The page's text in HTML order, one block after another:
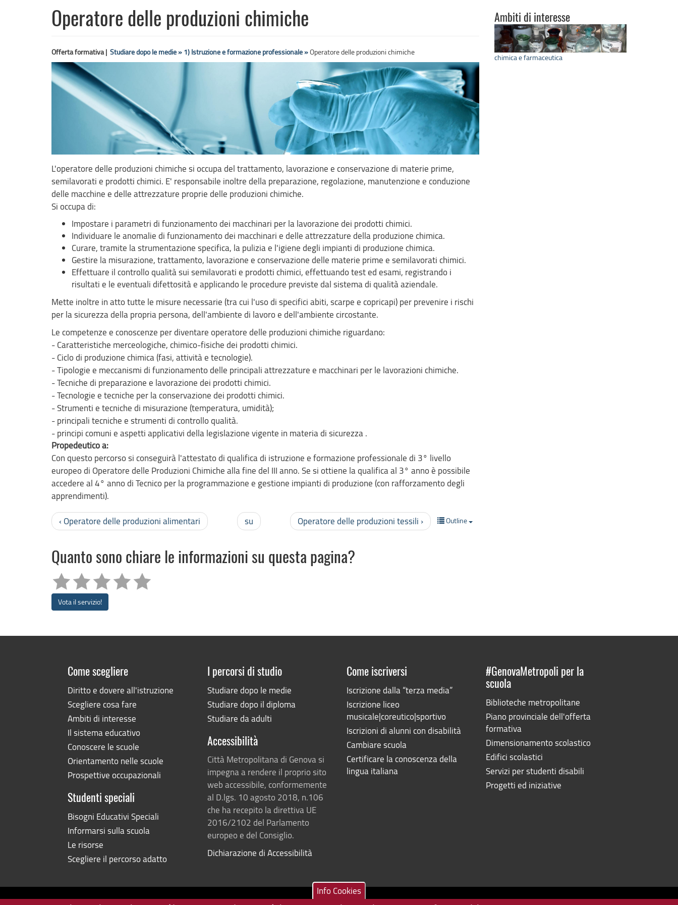
Operatore delle produzioni chimiche
Offerta formativa | Studiare dopo le medie » 1) Istruzione e formazione professionale »Operatore delle produzioni chimiche
L'operatore delle produzioni chimiche si occupa del trattamento, lavorazione e conservazione di materie prime,
semilavorati e prodotti chimici. E' responsabile inoltre della preparazione, regolazione, manutenzione e conduzione
delle macchine e delle attrezzature proprie delle produzioni chimiche.
Si occupa di:
Impostare i parametri di funzionamento dei macchinari per la lavorazione dei prodotti chimici.
Individuare le anomalie di funzionamento dei macchinari e delle attrezzature della produzione chimica.
Curare, tramite la strumentazione specifica, la pulizia e l'igiene degli impianti di produzione chimica.
Gestire la misurazione, trattamento, lavorazione e conservazione delle materie prime e semilavorati chimici.
Effettuare il controllo qualità sui semilavorati e prodotti chimici, effettuando test ed esami, registrando i
risultati e le eventuali difettosità e applicando le procedure previste dal sistema di qualità aziendale.
Mette inoltre in atto tutte le misure necessarie (tra cui l'uso di specifici abiti, scarpe e copricapi) per prevenire i rischi
per la sicurezza della propria persona, dell'ambiente di lavoro e dell'ambiente circostante.
Le competenze e conoscenze per diventare operatore delle produzioni chimiche riguardano:
- Caratteristiche merceologiche, chimico-fisiche dei prodotti chimici.
- Ciclo di produzione chimica (fasi, attività e tecnologie).
- Tipologie e meccanismi di funzionamento delle principali attrezzature e macchinari per le lavorazioni chimiche.
- Tecniche di preparazione e lavorazione dei prodotti chimici.
- Tecnologie e tecniche per la conservazione dei prodotti chimici.
- Strumenti e tecniche di misurazione (temperatura, umidità);
- principali tecniche e strumenti di controllo qualità.
- principi comuni e aspetti applicativi della legislazione vigente in materia di sicurezza .
Propedeutico a:
Con questo percorso si conseguirà l'attestato di qualifica di istruzione e formazione professionale di 3° livello
europeo di Operatore delle Produzioni Chimiche alla fine del III anno. Se si ottiene la qualifica al 3° anno è possibile
accedere al 4° anno di Tecnico per la programmazione e gestione impianti di produzione (con rafforzamento degli
apprendimenti).
Outline
‹ Operatore delle produzioni alimentari su Operatore delle produzioni tessili ›
Quanto sono chiare le informazioni su questa pagina?
Vota il servizio!
Ambiti di interesse
chimica e farmaceutica
Come scegliere
Diritto e dovere all'istruzione
Scegliere cosa fare
Ambiti di interesse
Il sistema educativo
Conoscere le scuole
Orientamento nelle scuole
Prospettive occupazionali
Studenti speciali
Bisogni Educativi Speciali
Informarsi sulla scuola
Le risorse
Scegliere il percorso adatto
I percorsi di studio
Studiare dopo le medie
Studiare dopo il diploma
Studiare da adulti
Accessibilità
Città Metropolitana di Genova si
impegna a rendere il proprio sito
web accessibile, conformemente
al D.lgs. 10 agosto 2018, n.106
che ha recepito la direttiva UE
2016/2102 del Parlamento
europeo e del Consiglio.
Dichiarazione di Accessibilità
Come iscriversi
Iscrizione dalla “terza media”
Iscrizione liceo
musicale|coreutico|sportivo
Iscrizioni di alunni con disabilità
Cambiare scuola
Certificare la conoscenza della
lingua italiana
#GenovaMetropoli per la
scuola
Biblioteche metropolitane
Piano provinciale dell'offerta
formativa
Dimensionamento scolastico
Edifici scolastici
Servizi per studenti disabili
Progetti ed iniziative
Info Cookies